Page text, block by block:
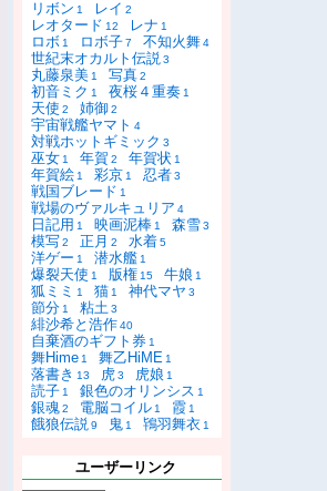
リボン 1 レイ 2
レオタード 12 レナ 1
ロボ 1 ロボ子7 不知火舞4
世紀末オカルト伝説3
丸藤泉美 1 写真2
初音ミク 1 夜桜４重奏 1
天使 2 姉御2
宇宙戦艦ヤマト 4
対戦ホットギミック 3
巫女 1 年賀2 年賀状 1
年賀絵 1 彩京 1 忍者3
戦国ブレード 1
戦場のヴァルキュリア 4
日記用 1 映画泥棒 1 森雪3
模写2 正月 2 水着5
洋ゲー 1 潜水艦 1
爆裂天使 1 版権 15 牛娘 1
狐ミミ 1 猫 1 神代マヤ 3
節分 1 粘土3
緋沙希と浩作40
自棄酒のギフト券 1
舞Hime 1 舞乙HiME 1
落書き 13 虎3 虎娘 1
読子 1 銀色のオリンシス 1
銀魂2 電脳コイル 1 霞 1
餓狼伝説9 鬼 1 鴇羽舞衣 1
ユーザーリンク